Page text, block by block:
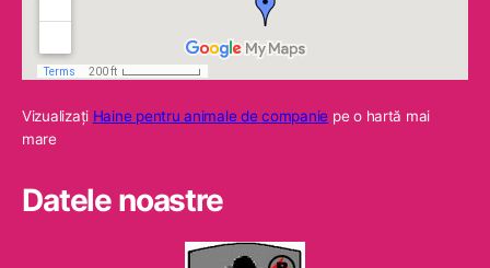
Vizualizaţi Haine pentru animale de companie pe o hartă mai
mare
Datele noastre